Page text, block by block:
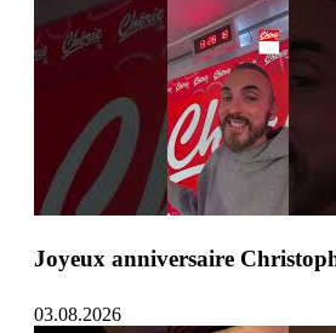
Joyeux anniversaire
03.08.2026